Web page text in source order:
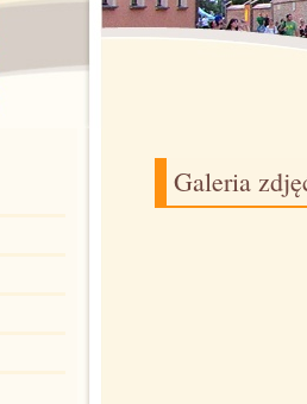
Galeria